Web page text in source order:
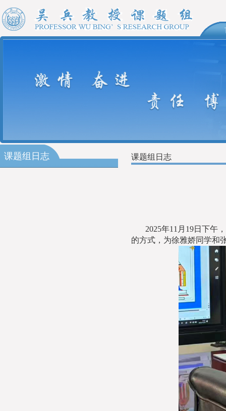
课题组日志 课题组日志
2025年11 月 19日下午
的方式，为徐雅娇同学和